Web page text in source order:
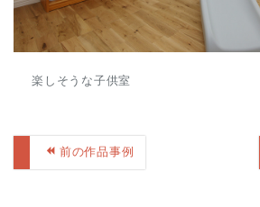
楽しそうな子供室
前の作品事例